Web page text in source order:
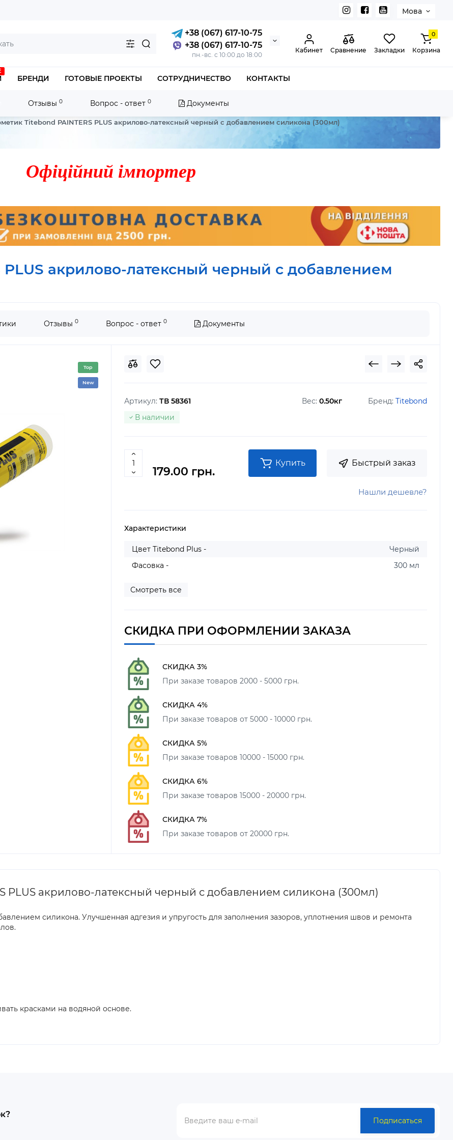
Мова
+38 (067) 617-10-75
+38 (067) 617-10-75
пн.-вс. с 10:00 до 18:00
Кабинет Сравнение Закладки
0
Корзина
БРЕНДИ ГОТОВЫЕ ПРОЕКТЫ СОТРУДНИЧЕСТВО КОНТАКТЫ
Отзывы 0 Вопрос - ответ 0 Документы
Titebond PAINTERS PLUS акрилово-латексный черный с добавлением силикона (300мл)
Офіційний імпортер
PLUS акрилово-латексный черный с добавлением
Отзывы 0 Вопрос - ответ 0 Документы
Top
New
Артикул: ТВ 58361 Бренд: Titebond
В наличии
Вес: 0.50кг
179.00 грн.
Купить Быстрый заказ
Нашли дешевле?
Характеристики
Цвет Titebond Plus -
Черный
Фасовка -
300 мл
Смотреть все
СКИДКА ПРИ ОФОРМЛЕНИИ ЗАКАЗА
СКИДКА 3%
При заказе товаров 2000 - 5000 грн.
СКИДКА 4%
При заказе товаров от 5000 - 10000 грн.
СКИДКА 5%
При заказе товаров 10000 - 15000 грн.
СКИДКА 6%
При заказе товаров 15000 - 20000 грн.
СКИДКА 7%
При заказе товаров от 20000 грн.
PLUS акрилово-латексный черный с добавлением силикона (300мл)
силикона. Улучшенная адгезия и упругость для заполнения зазоров, уплотнения швов и ремонта
красками на водяной основе.
Подписаться